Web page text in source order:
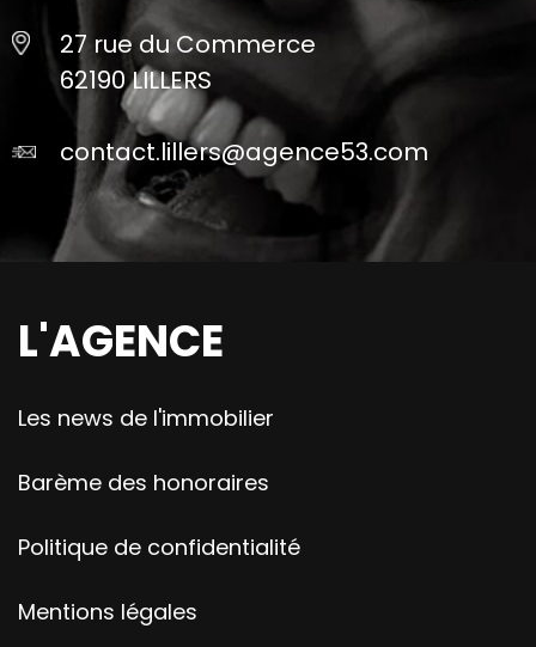
27 rue du Commerce
62190 LILLERS
contact.lillers@agence53.com
L'AGENCE
Les news de l'immobilier
Barème des honoraires
Politique de confidentialité
Mentions légales